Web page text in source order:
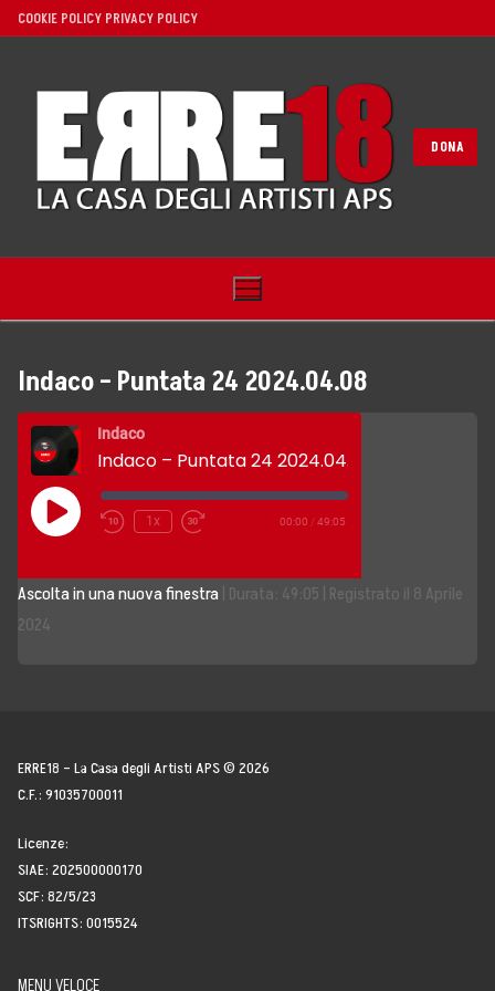
VaiCOOKIE POLICY PRIVACY POLICY
DONA
Home
Noi
Storia, Mission e Vision
Fondatori
Blogger
La Nostra Rete
Attività
Indaco – Puntata 24 2024.04.08
Indaco
Indaco – Puntata 24 2024.04.08
Play
Episode
1x 00:00 /49:05
Ascolta in una nuova finestra Durata: 49:05 Registrato il 8 Aprile
2024
ERRE18 – La Casa degli Artisti APS © 2026
C.F.: 91035700011
Licenze:
SIAE: 202500000170
SCF: 82/5/23
ITSRIGHTS: 0015524
MENU VELOCE